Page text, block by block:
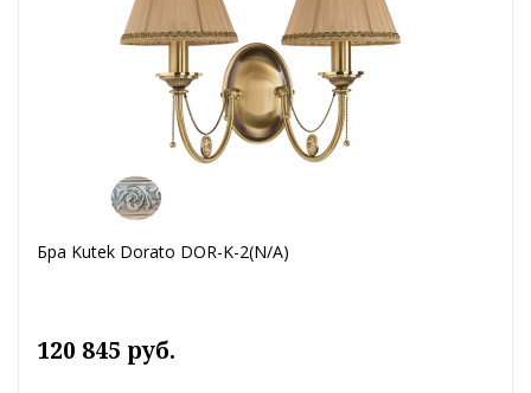
Бра Kutek Dorato DOR-K-2(N/A)
120 845 руб.